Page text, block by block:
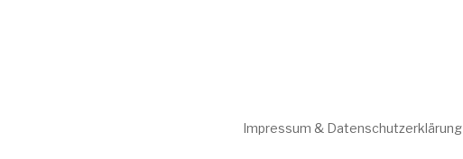
Impressum & Datenschutzerklärung